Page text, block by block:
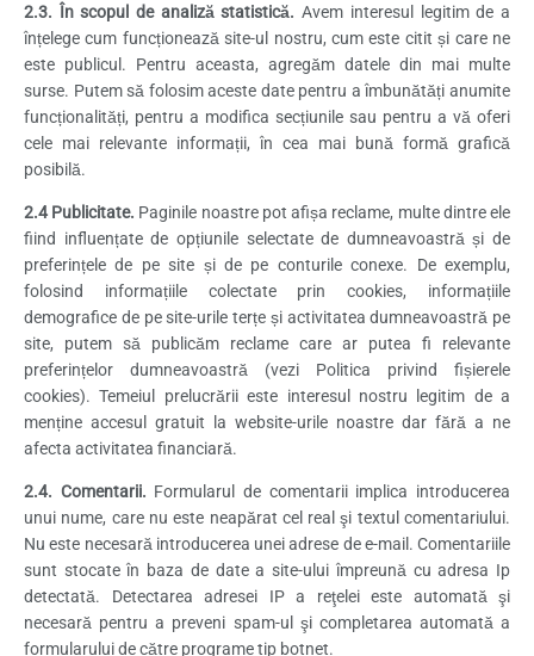
2.3. În scopul de analiză statistică. Avem interesul legitim de a
înțelege cum funcționează site-ul nostru, cum este citit și care ne
este publicul. Pentru aceasta, agregăm datele din mai multe
surse. Putem să folosim aceste date pentru a îmbunătăți anumite
funcționalități, pentru a modifica secțiunile sau pentru a vă oferi
cele mai relevante informații, în cea mai bună formă grafică
posibilă.
2.4 Publicitate. Paginile noastre pot afișa reclame, multe dintre ele
fiind influențate de opțiunile selectate de dumneavoastră și de
preferințele de pe site și de pe conturile conexe. De exemplu,
folosind informațiile colectate prin cookies, informațiile
demografice de pe site-urile terțe și activitatea dumneavoastră pe
site, putem să publicăm reclame care ar putea fi relevante
preferințelor dumneavoastră (vezi Politica privind fișierele
cookies). Temeiul prelucrării este interesul nostru legitim de a
menține accesul gratuit la website-urile noastre dar fără a ne
afecta activitatea financiară.
2.4. Comentarii. Formularul de comentarii implica introducerea
unui nume, care nu este neapărat cel real şi textul comentariului.
Nu este necesară introducerea unei adrese de e-mail. Comentariile
sunt stocate în baza de date a site-ului împreună cu adresa Ip
detectată. Detectarea adresei IP a reţelei este automată şi
necesară pentru a preveni spam-ul şi completarea automată a
formularului de către programe tip botnet.